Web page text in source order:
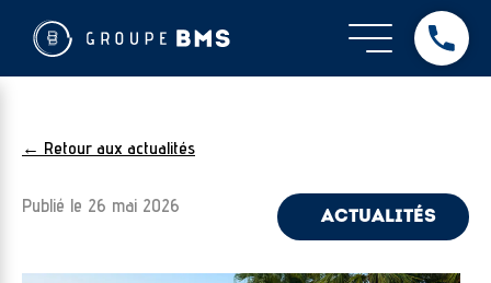
← Retour aux actualités
Publié le 26 mai 2026
ACTUALITÉS